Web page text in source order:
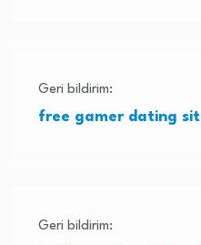
Geri bildirim:
free gamer dating
Geri bildirim: